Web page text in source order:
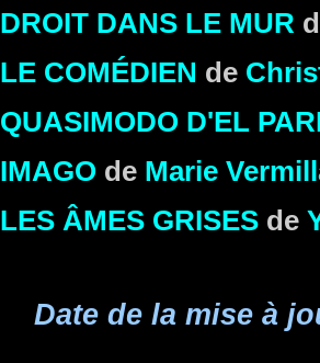
DROIT DANS LE MUR
LE COMÉDIEN de
QUASIMODO D'EL
IMAGO de Marie
LES ÂMES GRISES de
Date de la mise à